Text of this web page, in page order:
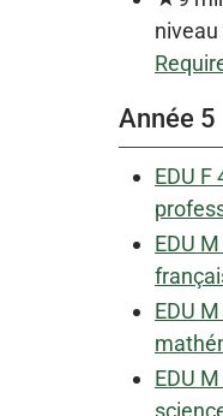
Année 5
EDU F
EDU
EDU
EDU